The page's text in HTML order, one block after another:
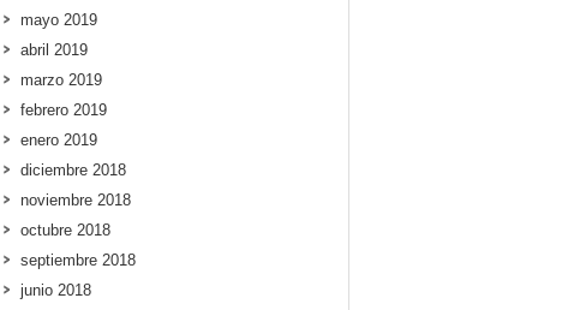
mayo 2019
abril 2019
marzo 2019
febrero 2019
enero 2019
diciembre 2018
noviembre 2018
octubre 2018
septiembre 2018
junio 2018